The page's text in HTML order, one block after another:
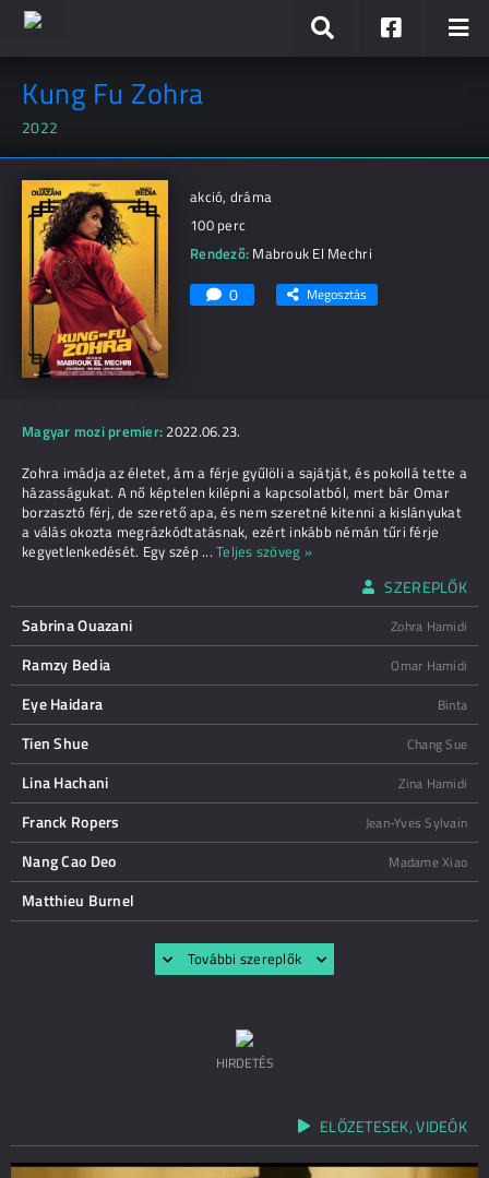
Kung Fu Zohra
2022
akció, dráma
100 perc
Rendező: Mabrouk El Mechri
0 Megosztás
Magyar mozi premier: 2022.06.23.
Zohra imádja az életet, ám a férje gyűlöli a sajátját, és pokollá tette a
házasságukat. A nő képtelen kilépni a kapcsolatból, mert bár Omar
borzasztó férj, de szerető apa, és nem szeretné kitenni a kislányukat
a válás okozta megrázkódtatásnak, ezért inkább némán tűri férje
kegyetlenkedését. Egy szép... Teljes szöveg »
SZEREPLŐK
Sabrina Ouazani
Zohra Hamidi
Ramzy Bedia Omar Hamidi
Eye Haidara Binta
Tien Shue Chang Sue
Lina Hachani Zina Hamidi
Franck Ropers Jean-Yves Sylvain
Nang Cao Deo Madame Xiao
Matthieu Burnel
További szereplők
HIRDETÉS
ELŐZETESEK, VIDEÓK